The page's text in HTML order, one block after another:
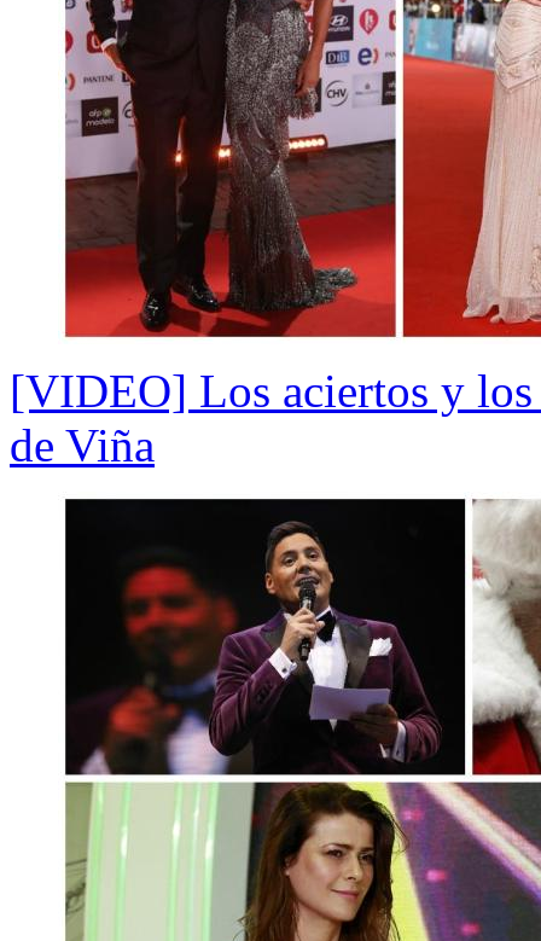
[VIDEO] Los aciertos y
de Viña